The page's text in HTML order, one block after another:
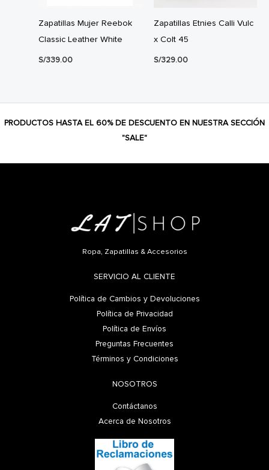
Zapatillas Mujer Reebok
Classic Leather White
S/339.00
Zapatillas Etnies Calli Vulc
x Colt 45
S/329.00
PRODUCTOS HASTA EL 60% DE DESCUENTO EN NUESTRA SECCIÓN
"SALE"
Ropa, Zapatillas & Accesorios
SERVICIO AL CLIENTE
Política de Cambios y Devoluciones
Política de Privacidad
Política de Envíos
Preguntas Frecuentes
Términos y Condiciones
NOSOTROS
Contáctanos
Acerca de Nosotros